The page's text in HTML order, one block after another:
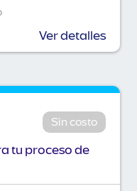
Ver detalles
Sin costo
tu proceso de